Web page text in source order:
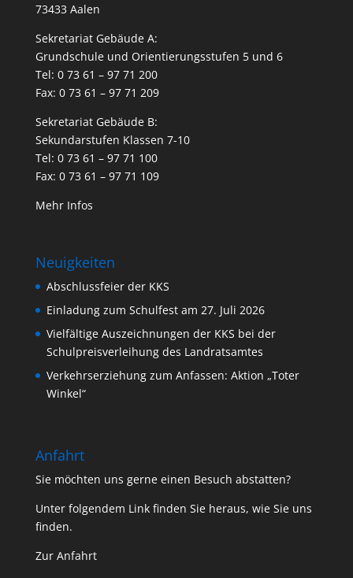
73433 Aalen
Sekretariat Gebäude A:
Grundschule und Orientierungsstufen 5 und 6
Tel: 0 73 61 – 97 71 200
Fax: 0 73 61 – 97 71 209
Sekretariat Gebäude B:
Sekundarstufen Klassen 7-10
Tel: 0 73 61 – 97 71 100
Fax: 0 73 61 – 97 71 109
Mehr Infos
Neuigkeiten
Abschlussfeier der KKS
Einladung zum Schulfest am 27. Juli 2026
Vielfältige Auszeichnungen der KKS bei der
Schulpreisverleihung des Landratsamtes
Verkehrserziehung zum Anfassen: Aktion „Toter
Winkel“
Anfahrt
Sie möchten uns gerne einen Besuch abstatten?
Unter folgendem Link finden Sie heraus, wie Sie uns
finden.
Zur Anfahrt